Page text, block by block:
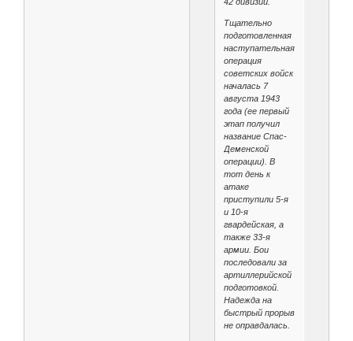
Тщательно
подготовленная
наступательная
операция
советских войск
началась 7
августа 1943
года (ее первый
этап получил
название Спас-
Деменской
операции). В
тот день к
атаке
приступили 5-я
и 10-я
гвардейская, а
также 33-я
армии. Бои
последовали за
артиллерийской
подготовкой.
Надежда на
быстрый прорыв
не оправдалась.